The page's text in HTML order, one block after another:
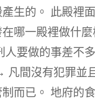
生的。 此殿裡
哪一殿裡做什
人要做的事差不
凡間沒有犯罪並
而已。 地府的